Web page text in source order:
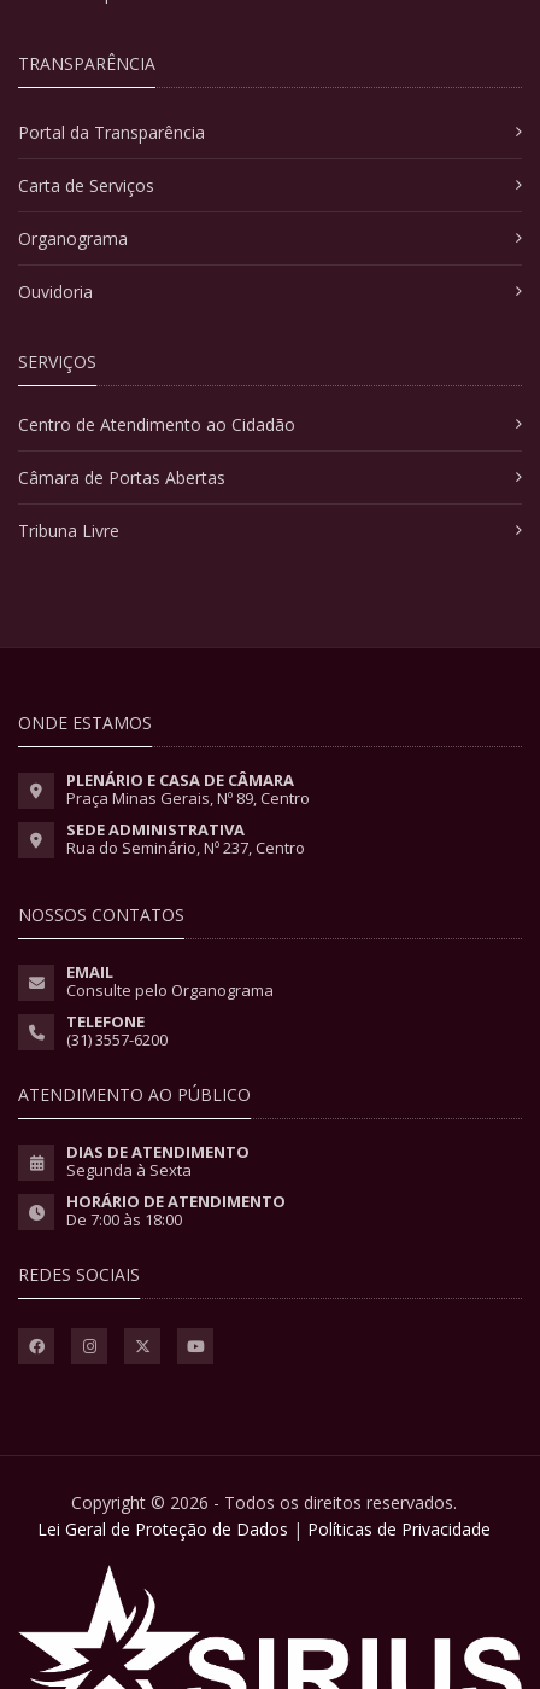
TRANSPARÊNCIA
Portal da Transparência
Carta de Serviços
Organograma
Ouvidoria
SERVIÇOS
Centro de Atendimento ao Cidadão
Câmara de Portas Abertas
Tribuna Livre
ONDE ESTAMOS
PLENÁRIO E CASA DE CÂMARA
Praça Minas Gerais, Nº 89, Centro
SEDE ADMINISTRATIVA
Rua do Seminário, Nº 237, Centro
NOSSOS CONTATOS
EMAIL
Consulte pelo Organograma
TELEFONE
(31) 3557-6200
ATENDIMENTO AO PÚBLICO
DIAS DE ATENDIMENTO
Segunda à Sexta
HORÁRIO DE ATENDIMENTO
De 7:00 às 18:00
REDES SOCIAIS
Copyright © 2026 - Todos os direitos reservados.
Lei Geral de Proteção de Dados | Políticas de Privacidade